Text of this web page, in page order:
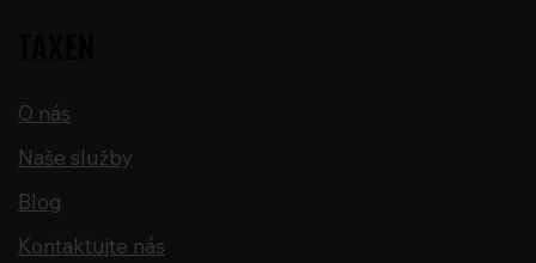
O nás
Naše služby
Blog
Kontaktujte nás